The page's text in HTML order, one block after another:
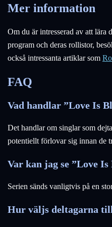
Mer information
Om du är intresserad av att lära
program och deras rollistor,
också intressanta artiklar som
FAQ
Vad handlar ”Love Is
Det handlar om singlar som
potentiellt förlovar sig innan de
Var kan jag se ”Love
Serien sänds vanligtvis på en
Hur väljs deltagarna